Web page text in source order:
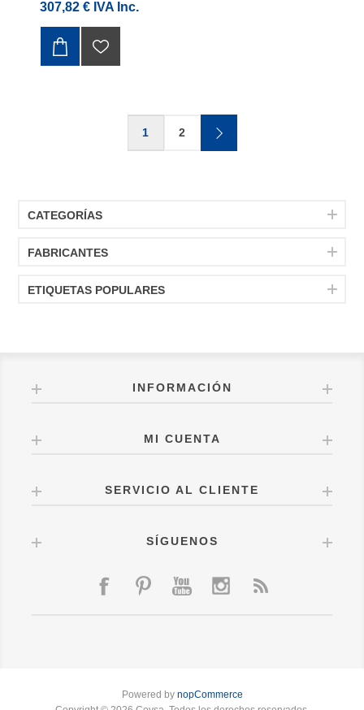
307,82 € IVA Inc.
1 2
CATEGORÍAS
FABRICANTES
ETIQUETAS POPULARES
INFORMACIÓN
MI CUENTA
SERVICIO AL CLIENTE
SÍGUENOS
Powered by nopCommerce